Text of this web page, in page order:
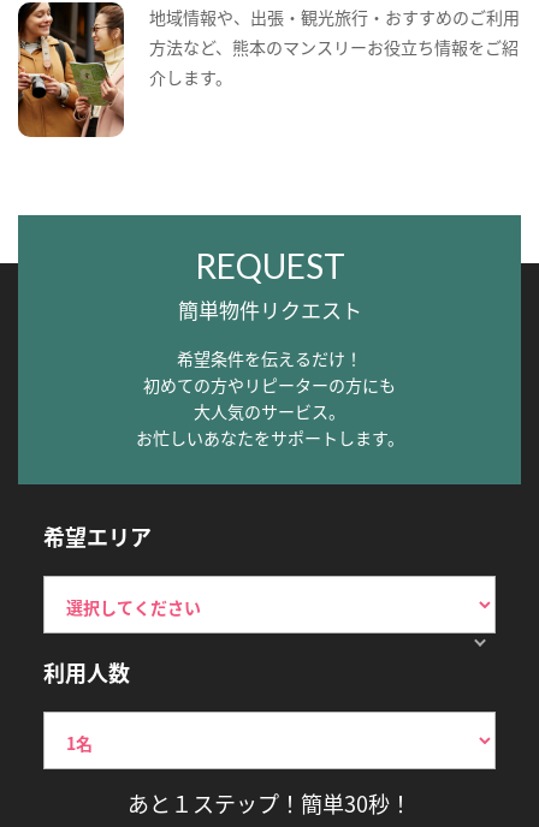
地域情報や、出張・観光旅行・おすすめのご利用
方法など、熊本のマンスリーお役立ち情報をご紹
介します。
REQUEST
簡単物件リクエスト
希望条件を伝えるだけ！
初めての方やリピーターの方にも
大人気のサービス。
お忙しいあなたをサポートします。
希望エリア
利用人数
あと１ステップ！簡単30秒！